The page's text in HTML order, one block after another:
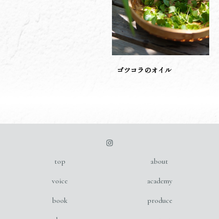
ゴツコラのオイル
top about
voice academy
book produce